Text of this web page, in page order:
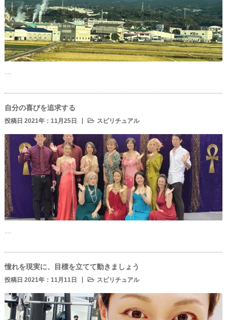
…
自分の喜びを追求する
投稿日 2021年：11月25日 スピリチュアル
憧れを現実に、目標を立てて動きましょう
投稿日 2021年：11月11日 スピリチュアル